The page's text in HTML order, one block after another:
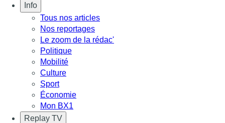
Info
Tous nos articles
Nos reportages
Le zoom de la rédac'
Politique
Mobilité
Culture
Sport
Économie
Mon BX1
Replay TV